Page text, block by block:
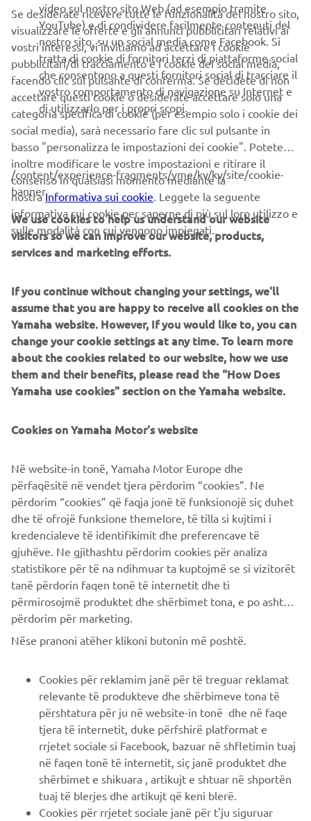
SCARICA QUI LE BROCHURE DIGITALI.
SCOOTER
MAGGIORI INFORMAZIONI
CORPORATE
B2B
NEWSLETTER
Conoscerai in anteprima le ultime offerte, gli eventi speciali, le
nuove uscite e molto altro
Italy (Italian)
© Copyright - 2026 Yamaha Motor Europe N.V. - All Rights
Reserved
video sul nostro sito Web (ad esempio tramite
YouTube) e di condividere facilmente contenuti del
nostro sito, su un social media come Facebook. Si
tratta di cookie di fornitori terzi di piattaforme social
che consentono a questi fornitori social di tracciare il
vostro comportamento di navigazione su Internet e
di utilizzarlo per i propri scopi.
Se desiderate ricevere tutte le funzionalità del nostro sito,
visualizzare le offerte e gli annunci pubblicitari relativi ai
vostri interessi, vi invitiamo ad accettare i cookie
pubblicitari/di tracciamento e i cookie dei social media,
facendo clic sul pulsante di conferma. Se decidete di non
accettare questi cookie o desiderate accettare solo una
categoria specifica di cookie (per esempio solo i cookie dei
social media), sarà necessario fare clic sul pulsante in
basso "personalizza le impostazioni dei cookie". Potete
inoltre modificare le vostre impostazioni e ritirare il
consenso in qualsiasi momento mediante la
nostraInformativa sui cookie. Leggete la seguente
informativa sui cookie per saperne di più sul loro utilizzo e
sulle modalità con cui vengono impiegati.
/content/experience-fragments/yme/kv/kv/site/cookie-
banner
We use cookies to help us understand our website
visitors so we can improve our website, products,
services and marketing efforts.
If you continue without changing your settings, we'll
assume that you are happy to receive all cookies on the
Yamaha website. However, If you would like to, you can
change your cookie settings at any time. To learn more
about the cookies related to our website, how we use
them and their benefits, please read the "How Does
Yamaha use cookies" section on the Yamaha website.
Cookies on Yamaha Motor's website
Në website-in tonë, Yamaha Motor Europe dhe
përfaqësitë në vendet tjera përdorim “cookies”. Ne
përdorim “cookies” që faqja jonë të funksionojë siç duhet
dhe të ofrojë funksione themelore, të tilla si kujtimi i
kredencialeve të identifikimit dhe preferencave të
gjuhëve. Ne gjithashtu përdorim cookies për analiza
statistikore për të na ndihmuar ta kuptojmë se si vizitorët
tanë përdorin faqen tonë të internetit dhe ti
përmirosojmë produktet dhe shërbimet tona, e po ashtu ti
përdorim për marketing.
Nëse pranoni atëher klikoni butonin më poshtë.
Cookies për reklamim janë për të treguar reklamat
relevante të produkteve dhe shërbimeve tona të
përshtatura për ju në website-in tonë dhe në faqe
tjera të internetit, duke përfshirë platformat e
rrjetet sociale si Facebook, bazuar në shfletimin tuaj
në faqen tonë të internetit, siç janë produktet dhe
shërbimet e shikuara , artikujt e shtuar në shportën
tuaj të blerjes dhe artikujt që keni blerë.
Cookies për rrjetet sociale janë për t'ju siguruar